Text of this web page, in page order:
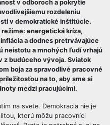
v odboroch a pokrytie
rozdeleniu
v demokratické inštitúcie.
energetická kríza,
a dodnes pretrvávajúce
neistotu a mnohých ľudí vrhajú
z budúceho vývoja. Sviatok
boja za spravodlivé pracovné
na to, aby sme si
medzi pracujúcimi.
na svete. Demokracia nie je
ktorú môžu pracovníci